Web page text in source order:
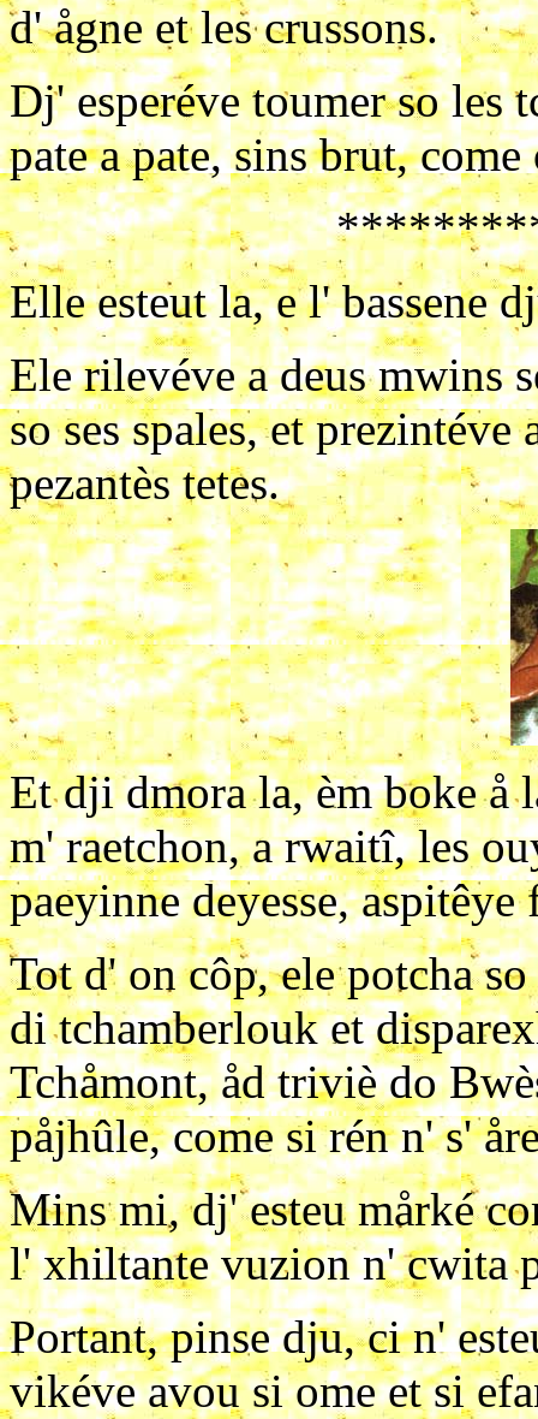
d' ågne et les crussons.
Dj' esperéve toumer so les
pate a pate, sins brut,
Elle esteut la, e l' bassene
Ele rilevéve a deus mwins
so ses spales, et prezintéve
pezantès tetes.
Et dji dmora la, èm boke å
m' raetchon, a rwaitî, les
paeyinne deyesse,
Tot d' on côp, ele potcha
di tchamberlouk et
Tchåmont, åd triviè do
påjhûle, come si rén n' s'
Mins mi, dj' esteu mårké
l' xhiltante vuzion n' cwita
Portant, pinse dju, ci n'
vikéve avou si ome et si